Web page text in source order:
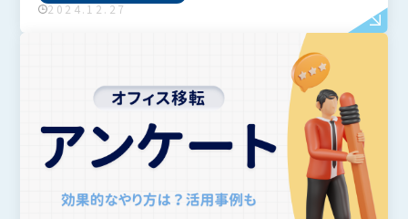
2024.12.27